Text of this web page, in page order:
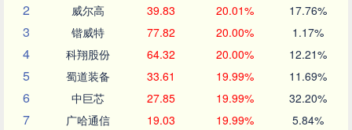
2 威尔高 39.83 20.01% 17.76%
3 锴威特 77.82 20.00% 1.17%
4 科翔股份 64.32 20.00% 12.21%
5 蜀道装备 33.61 19.99% 11.69%
6 中巨芯 27.85 19.99% 32.20%
7 广哈通信 19.03 19.99% 5.84%